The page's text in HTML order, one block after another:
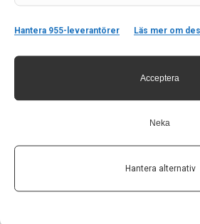
Hantera 955-leverantörer Läs mer om
Acceptera
Neka
Hantera alternativ
Karolinska Institutet/Karolinska